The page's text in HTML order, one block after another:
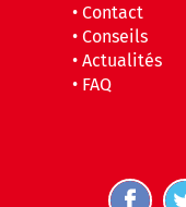
• Contact
• Conseils
• Actualités
• FAQ